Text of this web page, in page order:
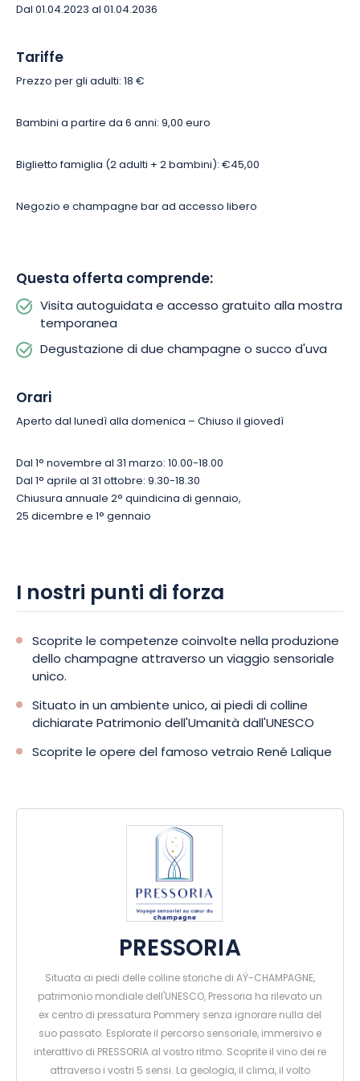
dedicato alle opere del famoso vetraio René Lalique, nato
Dal 01.04.2023 al 01.04.2036
Tariffe
Prezzo per gli adulti: 18 €
Bambini a partire da 6 anni: 9,00 euro
Biglietto famiglia (2 adulti + 2 bambini): €45,00
Negozio e champagne bar ad accesso libero
Questa offerta comprende:
Visita autoguidata e accesso gratuito alla mostra
temporanea
Degustazione di due champagne o succo d'uva
Orari
Aperto dal lunedì alla domenica – Chiuso il giovedì
Dal 1° novembre al 31 marzo: 10.00-18.00
Dal 1° aprile al 31 ottobre: 9.30-18.30
Chiusura annuale 2° quindicina di gennaio,
25 dicembre e 1° gennaio
I nostri punti di forza
Scoprite le competenze coinvolte nella produzione
dello champagne attraverso un viaggio sensoriale
unico.
Situato in un ambiente unico, ai piedi di colline
dichiarate Patrimonio dell'Umanità dall'UNESCO
Scoprite le opere del famoso vetraio René Lalique
PRESSORIA
Situata ai piedi delle colline storiche di AŸ-CHAMPAGNE,
patrimonio mondiale dell'UNESCO, Pressoria ha rilevato un
ex centro di pressatura Pommery senza ignorare nulla del
suo passato. Esplorate il percorso sensoriale, immersivo e
interattivo di PRESSORIA al vostro ritmo. Scoprite il vino dei re
attraverso i vostri 5 sensi. La geologia, il clima, il volto